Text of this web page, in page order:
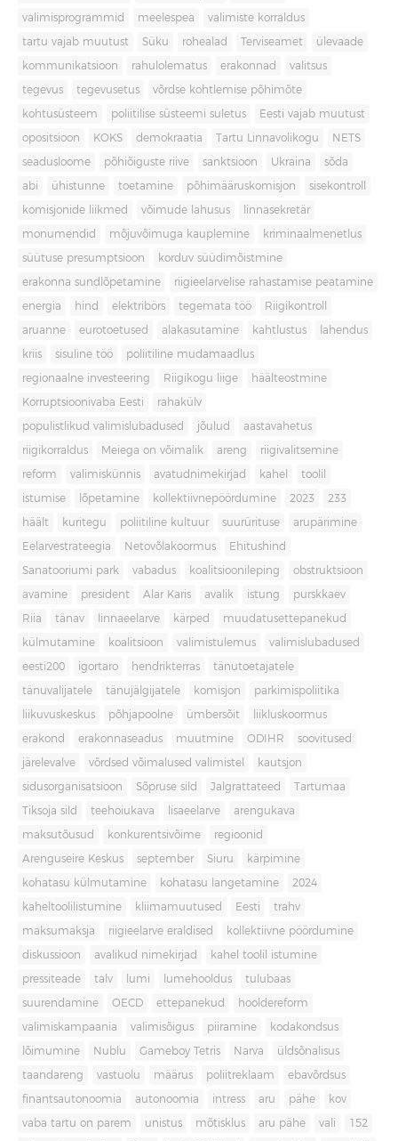
valimisprogrammid meelespea valimiste korraldus
tartu vajab muutust Süku rohealad Terviseamet ülevaade
kommunikatsioon rahulolematus erakonnad valitsus
tegevus tegevusetus võrdse kohtlemise põhimõte
kohtusüsteem poliitilise süsteemi suletus Eesti vajab muutust
opositsioon KOKS demokraatia Tartu Linnavolikogu NETS
seadusloome põhiõiguste riive sanktsioon Ukraina sõda
abi ühistunne toetamine põhimääruskomisjon sisekontroll
komisjonide liikmed võimude lahusus linnasekretär
monumendid mõjuvõimuga kauplemine kriminaalmenetlus
süütuse presumptsioon korduv süüdimõistmine
erakonna sundlõpetamine riigieelarvelise rahastamise peatamine
energia hind elektribörs tegemata töö Riigikontroll
aruanne eurotoetused alakasutamine kahtlustus lahendus
kriis sisuline töö poliitiline mudamaadlus
regionaalne investeering Riigikogu liige häälteostmine
Korruptsioonivaba Eesti rahakülv
populistlikud valimislubadused jõulud aastavahetus
riigikorraldus Meiega on võimalik areng riigivalitsemine
reform valimiskünnis avatudnimekirjad kahel toolil
istumise lõpetamine kollektiivnepöördumine 2023 233
häält kuritegu poliitiline kultuur suurürituse arupärimine
Eelarvestrateegia Netovõlakoormus Ehitushind
Sanatooriumi park vabadus koalitsioonileping obstruktsioon
avamine president Alar Karis avalik istung purskkaev
Riia tänav linnaeelarve kärped muudatusettepanekud
külmutamine koalitsioon valimistulemus valimislubadused
eesti200 igortaro hendrikterras tänutoetajatele
tänuvalijatele tänujälgijatele komisjon parkimispoliitika
liikuvuskeskus põhjapoolne ümbersõit liikluskoormus
erakond erakonnaseadus muutmine ODIHR soovitused
järelevalve võrdsed võimalused valimistel kautsjon
sidusorganisatsioon Sõpruse sild Jalgrattateed Tartumaa
Tiksoja sild teehoiukava lisaeelarve arengukava
maksutõusud konkurentsivõime regioonid
Arenguseire Keskus september Siuru kärpimine
kohatasu külmutamine kohatasu langetamine 2024
kaheltoolilistumine kliimamuutused Eesti trahv
maksumaksja riigieelarve eraldised kollektiivne pöördumine
diskussioon avalikud nimekirjad kahel toolil istumine
pressiteade talv lumi lumehooldus tulubaas
suurendamine OECD ettepanekud hooldereform
valimiskampaania valimisõigus piiramine kodakondsus
lõimumine Nublu Gameboy Tetris Narva üldsõnalisus
taandareng vastuolu määrus poliitreklaam ebavõrdsus
finantsautonoomia autonoomia intress aru pähe kov
vaba tartu on parem unistus mõtisklus aru pähe vali 152